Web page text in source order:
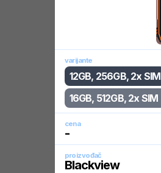
varijante
12GB, 256GB, 2x SIM
16GB, 512GB, 2x SIM
cena
-
proizvođač
Blackview